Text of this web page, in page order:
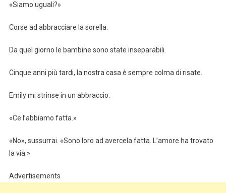
«Siamo uguali?»
Corse ad abbracciare la sorella.
Da quel giorno le bambine sono state inseparabili.
Cinque anni più tardi, la nostra casa è sempre colma di risate.
Emily mi strinse in un abbraccio.
«Ce l’abbiamo fatta.»
«No», sussurrai. «Sono loro ad avercela fatta. L’amore ha trovato
la via.»
Advertisements